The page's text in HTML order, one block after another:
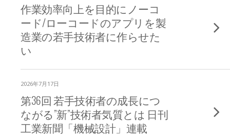
作業効率向上を目的にノーコ
ード/ローコードのアプリを製
造業の若手技術者に作らせた
い
2026年7月17日
第36回 若手技術者の成長につ
ながる”新”技術者気質とは 日刊
工業新聞「機械設計」連載